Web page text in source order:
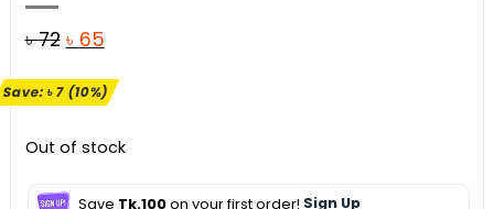
৳72 Original
was:
৳ 65Current
is:
Save:৳7(10%)
Out of stock
Save Tk.100on your first order! Sign Up